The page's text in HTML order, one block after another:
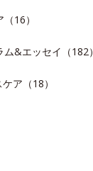
16）
ム&エッセイ（182）
ア（18）